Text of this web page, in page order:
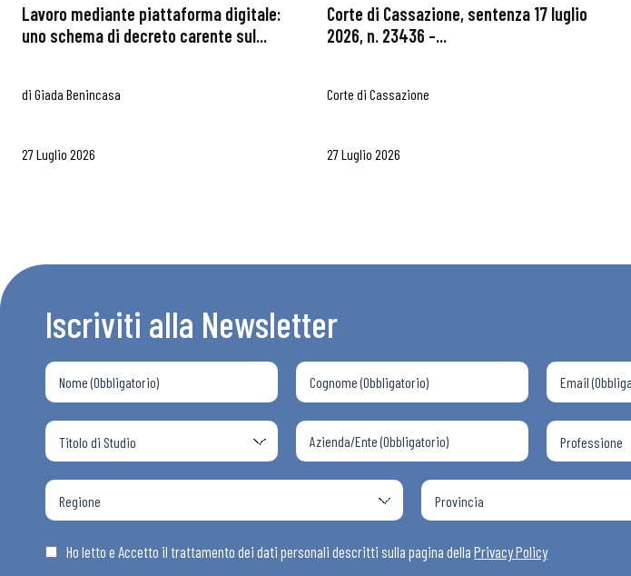
Lavoro mediante piattaforma digitale:
uno schema di decreto carente sul...
di Giada Benincasa
27 Luglio 2026
Corte di Cassazione, sentenza 17 luglio
2026, n. 23436 –...
Corte di Cassazione
27 Luglio 2026
Iscriviti alla Newsletter
Ho letto e Accetto il trattamento dei dati personali descritti sulla pagina della Privacy Policy